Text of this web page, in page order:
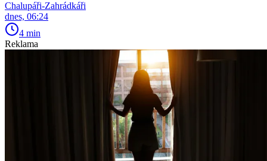
Chalupáři-Zahrádkáři
dnes, 06:24
4 min
Reklama